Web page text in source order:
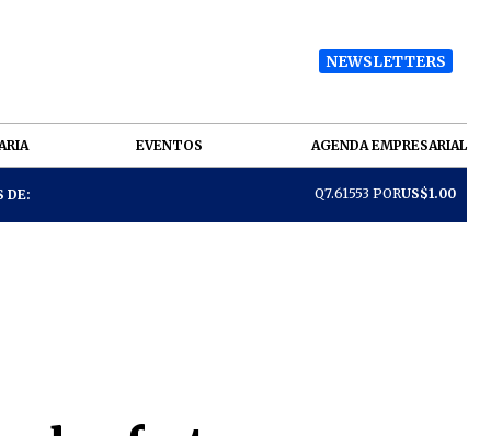
NEWSLETTERS
EVENTOS AGENDA EMPRESARIAL
DE: Q7.61553 PORUS$1.00